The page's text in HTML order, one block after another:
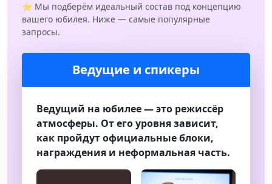
⭐ Мы подберём идеальный состав под концепцию
вашего юбилея. Ниже — самые популярные
запросы.
Ведущие и спикеры
Ведущий на юбилее — это режиссёр
атмосферы. От его уровня зависит,
как пройдут официальные блоки,
награждения и неформальная часть.